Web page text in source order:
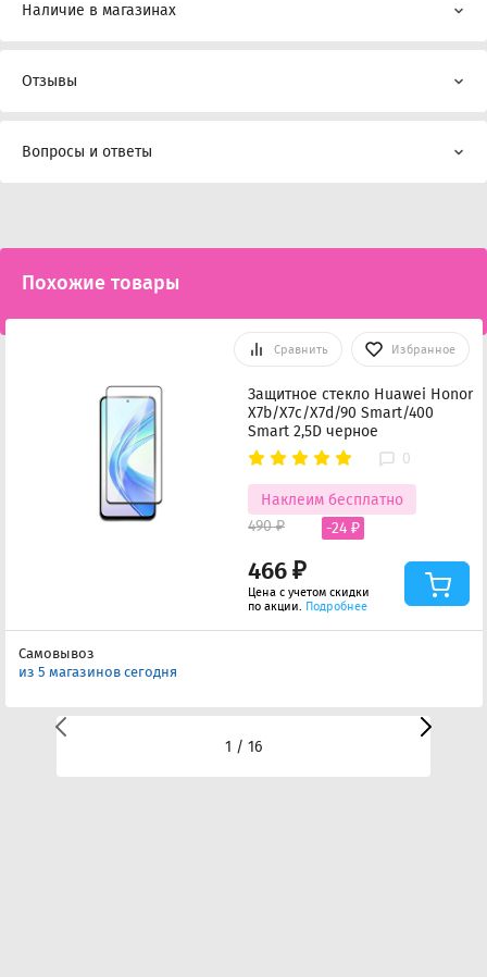
Наличие в магазинах
Отзывы
Вопросы и ответы
Похожие товары
Сравнить Избранное
Защитное стекло Huawei Honor
X7b/X7c/X7d/90 Smart/400
Smart 2,5D черное
0
Наклеим бесплатно
466 ₽
490 ₽ -24 ₽
Цена с учетом скидки
по акции. Подробнее
Самовывоз
из 5 магазинов сегодня
1 / 16